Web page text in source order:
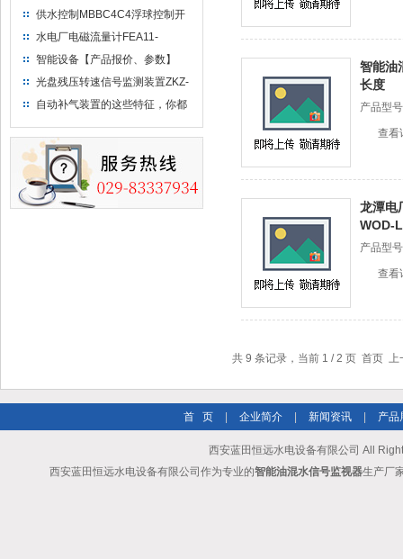
供水控制MBBC4C4浮球控制开
关
水电厂电磁流量计FEA11-
10/220-80安装使用说明
智能设备【产品报价、参数】
ZWB温度变送控制器
光盘残压转速信号监测装置ZKZ-
3T/ZKZ-3S的说明
自动补气装置的这些特征，你都
智能油
长度
产品型
查看
龙潭电
WOD-
产品型
查看
共 9 条记录，当前 1 / 2 页 首页
首 页 企业简介 新闻资讯 产品
西安蓝田恒远水电设备有限公司 All
西安蓝田恒远水电设备有限公司作为专业的智能油混水信号监视器生产厂